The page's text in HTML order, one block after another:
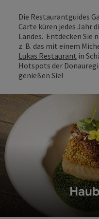
Die Restaurantguides
Carte küren jedes Jahr
Landes. Entdecken Sie
z. B. das mit einem
Lukas Restaurant in
Hotspots der
genießen Sie!